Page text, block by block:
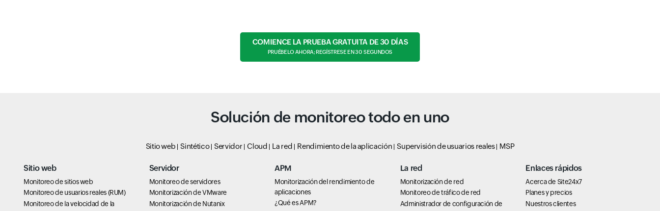
COMIENCE LA PRUEBA GRATUITA DE 30 DÍAS
PRUÉBELO AHORA; REGÍSTRESE EN 30 SEGUNDOS
Solución de monitoreo todo en uno
Sitio web Sintético Servidor Cloud La red Rendimiento de la aplicación Supervisión de usuarios reales MSP
Sitio web
Monitoreo de sitios web
Monitoreo de usuarios reales (RUM)
Monitoreo de la velocidad de la
Servidor
Monitoreo de servidores
Monitorización de VMware
Monitorización de Nutanix
APM
Monitorización del rendimiento de
aplicaciones
¿Qué es APM?
La red
Monitorización de red
Monitoreo de tráfico de red
Administrador de configuración de
Enlaces rápidos
Acerca de Site24x7
Planes y precios
Nuestros clientes